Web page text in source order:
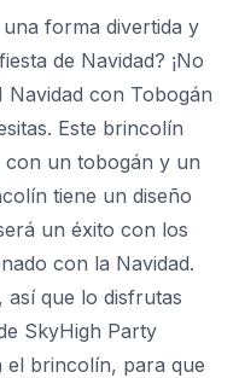
una forma divertida y
de Navidad? ¡No
Navidad con Tobogán
Este brincolín
con un tobogán y un
tiene un diseño
un éxito con los
con la Navidad.
así que lo disfrutas
SkyHigh Party
el brincolín, para que